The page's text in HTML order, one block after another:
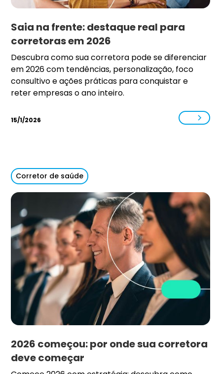
Saia na frente: destaque real para
corretoras em 2026
Descubra como sua corretora pode se diferenciar
em 2026 com tendências, personalização, foco
consultivo e ações práticas para conquistar e
reter empresas o ano inteiro.
15/1/2026
Corretor de saúde
2026 começou: por onde sua corretora
deve começar